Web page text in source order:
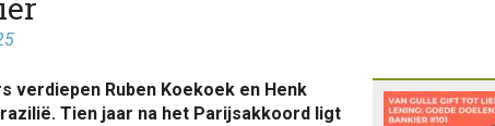
verdiepen Ruben Koekoek en Henk
Tien jaar na het Parijsakkoord ligt